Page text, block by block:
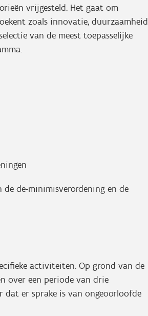
vrijgesteld. Het gaat om
zoals innovatie, duurzaamheid
van de meest toepasselijke
de-minimisverordening en de
activiteiten. Op grond van de
over een periode van drie
dat er sprake is van ongeoorloofde